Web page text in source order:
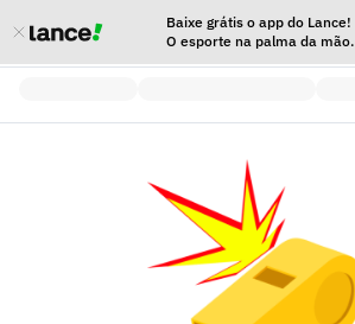
Baixe grátis o app do Lance!
O esporte na palma da mão.